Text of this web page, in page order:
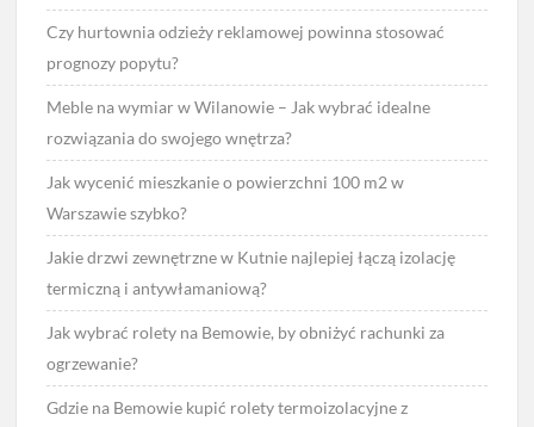
Czy hurtownia odzieży reklamowej powinna stosować
prognozy popytu?
Meble na wymiar w Wilanowie – Jak wybrać idealne
rozwiązania do swojego wnętrza?
Jak wycenić mieszkanie o powierzchni 100 m2 w
Warszawie szybko?
Jakie drzwi zewnętrzne w Kutnie najlepiej łączą izolację
termiczną i antywłamaniową?
Jak wybrać rolety na Bemowie, by obniżyć rachunki za
ogrzewanie?
Gdzie na Bemowie kupić rolety termoizolacyjne z